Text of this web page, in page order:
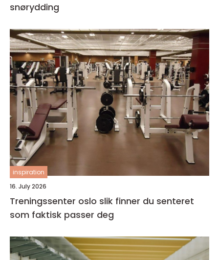
snørydding
inspiration
16. July 2026
Treningssenter oslo slik finner du senteret
som faktisk passer deg